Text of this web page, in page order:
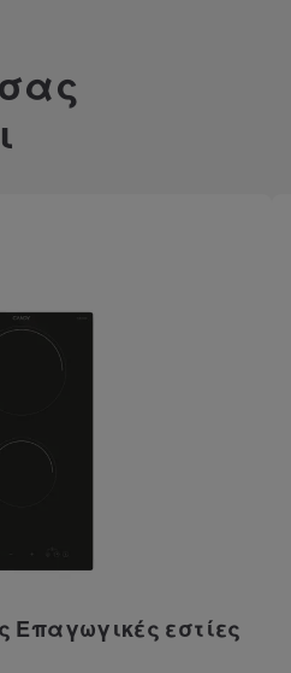
Επαγωγικές εστίες